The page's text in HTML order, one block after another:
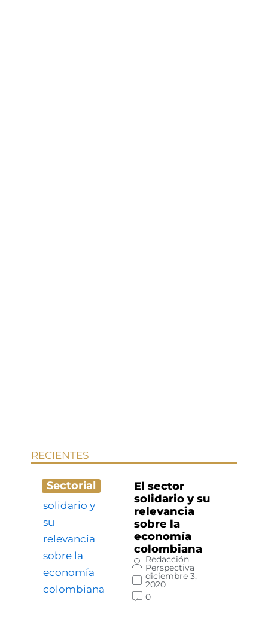
RECIENTES
Sectorial
El sector
solidario y su
relevancia
sobre la
economía
colombiana
Redacción
Perspectiva
diciembre 3,
2020
0